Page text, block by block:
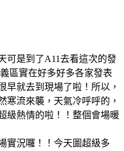
可是到了A11去看這次的發
區實在好多好多各家發表
早就去到現場了啦！所以，
寒流來襲，天氣冷呼呼的，
級熱情的啦！！整個會場暖
實況囉！！今天圖超級多